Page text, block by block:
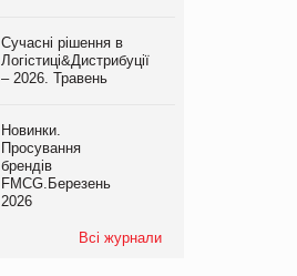
Сучасні рішення в
Логістиці&Дистрибуції
– 2026. Травень
Новинки.
Просування
брендів
FMCG.Березень
2026
Всі журнали